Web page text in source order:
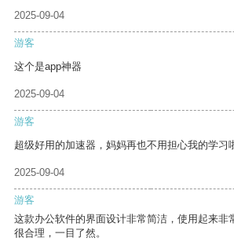
2025-09-04
游客
这个是app神器
2025-09-04
游客
超级好用的加速器，妈妈再也不用担心我的学习
2025-09-04
游客
这款办公软件的界面设计非常简洁，使用起来非
很合理，一目了然。